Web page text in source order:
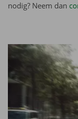
nodig? Neem dan